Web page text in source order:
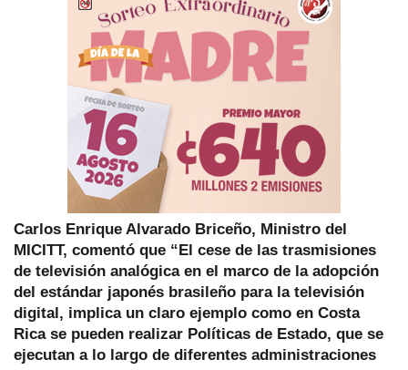
Carlos Enrique Alvarado Briceño, Ministro del
MICITT, comentó que “El cese de las trasmisiones
de televisión analógica en el marco de la adopción
del estándar japonés brasileño para la televisión
digital, implica un claro ejemplo como en Costa
Rica se pueden realizar Políticas de Estado, que se
ejecutan a lo largo de diferentes administraciones